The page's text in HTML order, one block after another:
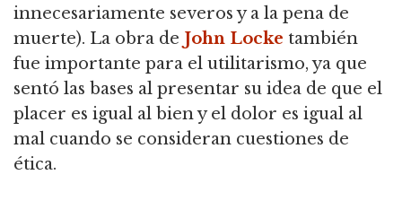
innecesariamente severos y a la pena de
muerte). La obra de John Locke también
fue importante para el utilitarismo, ya que
sentó las bases al presentar su idea de que el
placer es igual al bien y el dolor es igual al
mal cuando se consideran cuestiones de
ética.